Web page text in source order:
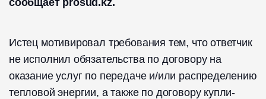
Истец мотивировал требования тем, что ответчик
не исполнил обязательства по договору на
оказание услуг по передаче и/или распределению
тепловой энергии, а также по договору купли-